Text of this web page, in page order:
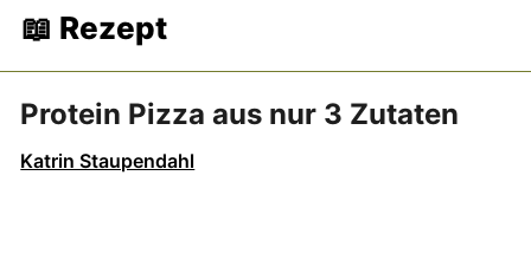
📖 Rezept
Protein Pizza aus nur 3 Zutaten
Katrin Staupendahl